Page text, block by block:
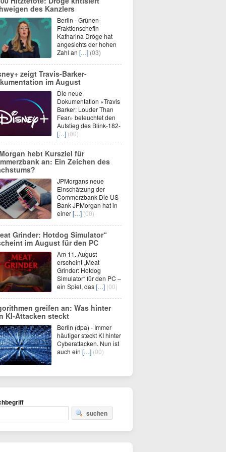
des Kanzlers
Berlin - Grünen-
Fraktionschefin
Katharina Dröge hat
angesichts der hohen
Zahl an […] (03)
zeigt Travis-Barker-
im August
Die neue
Dokumentation «Travis
Barker: Louder Than
Fear» beleuchtet den
Aufstieg des Blink-182-
[…] (00)
hebt Kursziel für
an: Ein Zeichen des
JPMorgans neue
Einschätzung der
Commerzbank Die US-
Bank JPMorgan hat in
einer[…] (00)
Grinder: Hotdog Simulator“
im August für den PC
Am 11. August
erscheint „Meat
Grinder: Hotdog
Simulator“ für den PC –
ein Spiel, das[…] (00)
greifen an: Was hinter
KI-Attacken steckt
Berlin (dpa) - Immer
häufiger steckt KI hinter
Cyberattacken. Nun ist
auch ein […] (00)
suchen